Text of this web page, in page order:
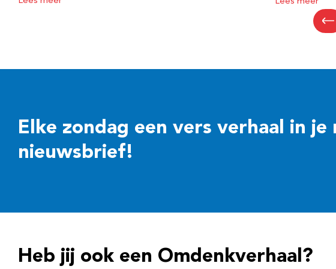
Elke zondag een vers verhaal in
nieuwsbrief!
Heb jij ook een Omdenkverhaal?